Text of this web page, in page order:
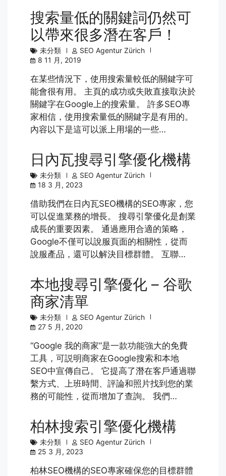
搜索量低的關鍵詞仍然可
以帶來很多潛在客戶！
未分類
SEO Agentur Zürich
8 11 月, 2019
在某些情況下，使用搜索量較低的關鍵字可
能會很有用。 主頁的成功或失敗直接取決於
關鍵字在Google上的搜索量。 許多SEO專
家相信，使用搜索量低的關鍵字是有用的。
內容以下是這可以派上用場的一些…
日內瓦搜尋引擎優化機構
未分類
SEO Agentur Zürich
18 3 月, 2023
借助我們在日內瓦SEO機構的SEO專家，您
可以促進業務的增長。 搜尋引擎優化是創業
成長的重要因素。 通過應用合適的策略，
Google不僅可以說服頁面的相關性，從而
說服產品，還可以解決目標群體。 互聯…
本地搜尋引擎優化 – 谷歌
商家清單
未分類
SEO Agentur Zürich
27 5 月, 2020
“Google 我的商家”是一款功能強大的免費
工具，可説明商家在Google搜索和本地
SEO中宣傳自己。 它提高了潛在客戶通過聯
繫方式、上班時間、評論和照片找到您的業
務的可能性，從而增加了查詢。 我們…
柏林搜索引擎優化機構
未分類
SEO Agentur Zürich
25 3 月, 2023
柏林SEO機構的SEO專家確保您的目標群體